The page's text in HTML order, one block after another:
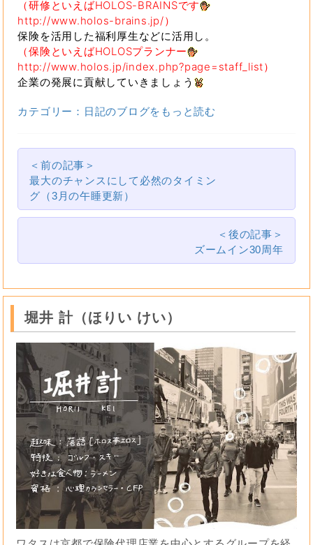
（研修といえばHOLOS-BRAINSです
http://www.holos-brains.jp/）
保険を活用した福利厚生などに活用し。
（保険といえばHOLOSプランナー
http://www.holos.jp/index.php?page=staff_list）
企業の発展に貢献していきましょう
カテゴリー：日記のブログをもっと読む
＜前の記事＞
最大のチャンスにして必然のタイミン
グ（3月の午睡更新）
＜後の記事＞
ズームイン30周年
堀井 計（ほりい けい）